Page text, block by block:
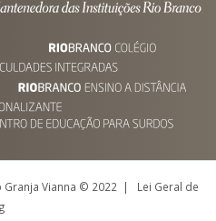
Granja Vianna © 2022 | Lei Geral de